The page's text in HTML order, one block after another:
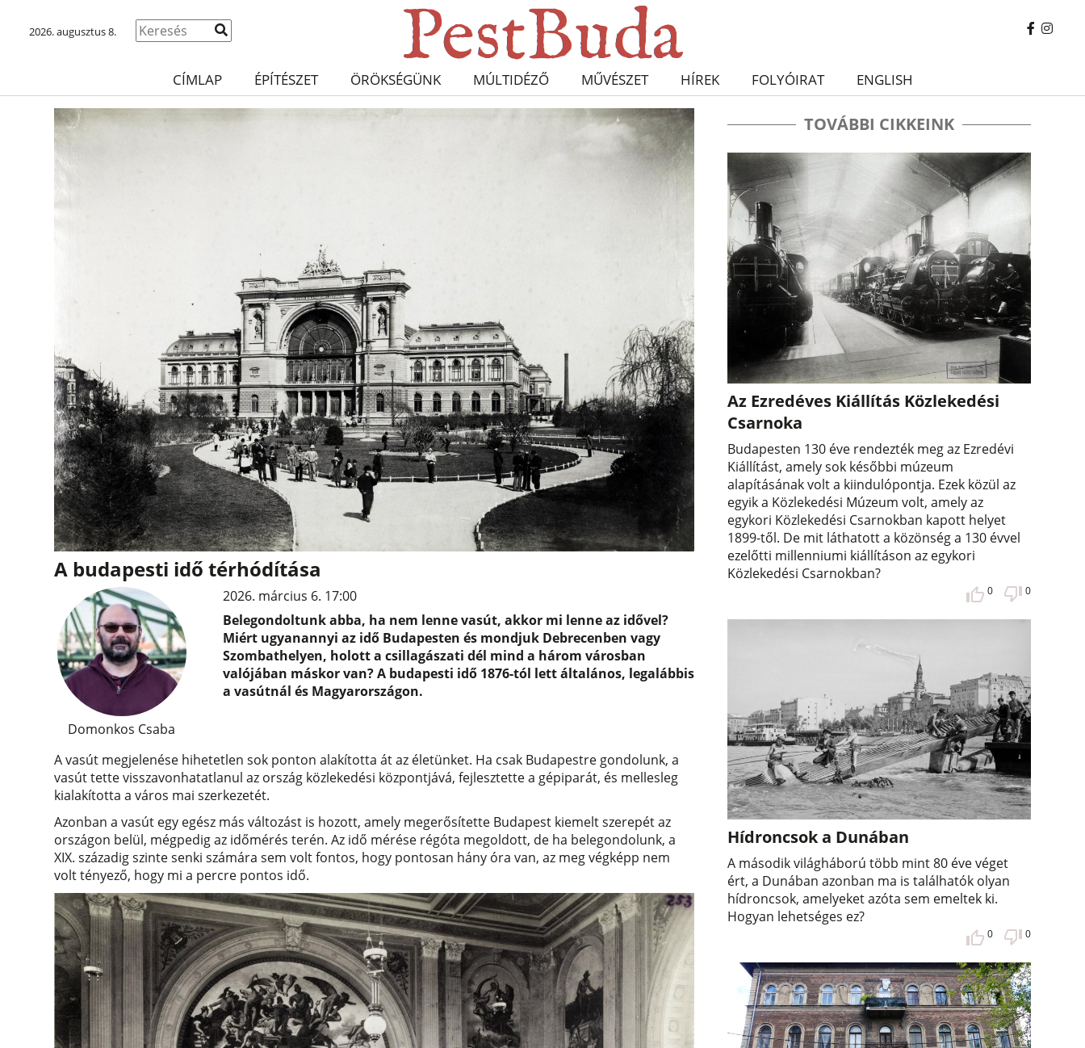
2026. augusztus 8.
CÍMLAP ÉPÍTÉSZET ÖRÖKSÉGÜNK MÚLTIDÉZŐ MŰVÉSZET HÍREK FOLYÓIRAT ENGLISH
A budapesti idő térhódítása
Domonkos Csaba
2026. március 6. 17:00
Belegondoltunk abba, ha nem lenne vasút, akkor mi lenne az idővel?
Miért ugyanannyi az idő Budapesten és mondjuk Debrecenben vagy
Szombathelyen, holott a csillagászati dél mind a három városban
valójában máskor van? A budapesti idő 1876-tól lett általános, legalábbis
a vasútnál és Magyarországon.
A vasút megjelenése hihetetlen sok ponton alakította át az életünket. Ha csak Budapestre gondolunk, a
vasút tette visszavonhatatlanul az ország közlekedési központjává, fejlesztette a gépiparát, és mellesleg
kialakította a város mai szerkezetét.
Azonban a vasút egy egész más változást is hozott, amely megerősítette Budapest kiemelt szerepét az
országon belül, mégpedig az időmérés terén. Az idő mérése régóta megoldott, de ha belegondolunk, a
XIX. századig szinte senki számára sem volt fontos, hogy pontosan hány óra van, az meg végképp nem
volt tényező, hogy mi a percre pontos idő.
TOVÁBBI CIKKEINK
Az Ezredéves Kiállítás Közlekedési
Csarnoka
Budapesten 130 éve rendezték meg az Ezredévi
Kiállítást, amely sok későbbi múzeum
alapításának volt a kiindulópontja. Ezek közül az
egyik a Közlekedési Múzeum volt, amely az
egykori Közlekedési Csarnokban kapott helyet
1899-től. De mit láthatott a közönség a 130 évvel
ezelőtti millenniumi kiállításon az egykori
Közlekedési Csarnokban?
0 0
Hídroncsok a Dunában
A második világháború több mint 80 éve véget
ért, a Dunában azonban ma is találhatók olyan
hídroncsok, amelyeket azóta sem emeltek ki.
Hogyan lehetséges ez?
0 0